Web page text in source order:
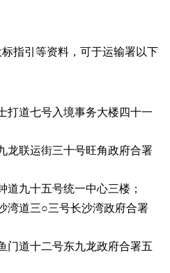
指引等资料，可于运输署以下
打道七号入境事务大楼四十一
龙联运街三十号旺角政府合署
九十五号统一中心三楼；
湾道三○三号长沙湾政府合署
门道十二号东九龙政府合署五